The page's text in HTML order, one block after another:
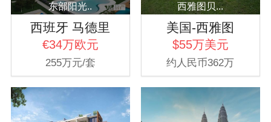
东部阳光..
西班牙 马德里
€34万欧元
255万元/套
西雅图贝...
美国-西雅图
$55万美元
约人民币362万